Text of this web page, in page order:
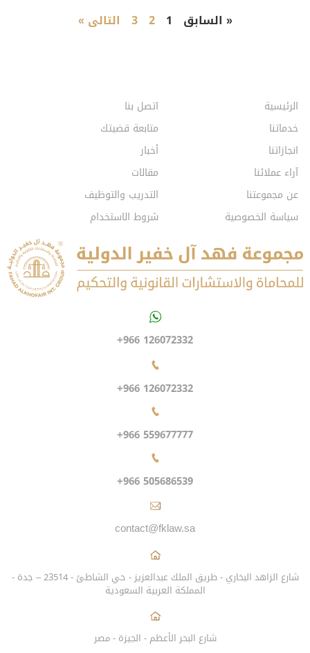
« السابق 1
2
3 التالى »
الرئيسية
خدماتنا
انجازاتنا
آراء عملائنا
عن مجموعتنا
سياسة الخصوصية
اتصل بنا
متابعة قضيتك
أخبار
مقالات
التدريب والتوظيف
شروط الاستخدام
+966 126072332
+966 126072332
+966 559677777
+966 505686539
contact@fklaw.sa
شارع الزاهد البخاري - طريق الملك عبدالعزيز - حي الشاطئ - 23514 – جدة -
المملكة العربية السعودية
شارع البحر الأعظم - الجيزة - مصر